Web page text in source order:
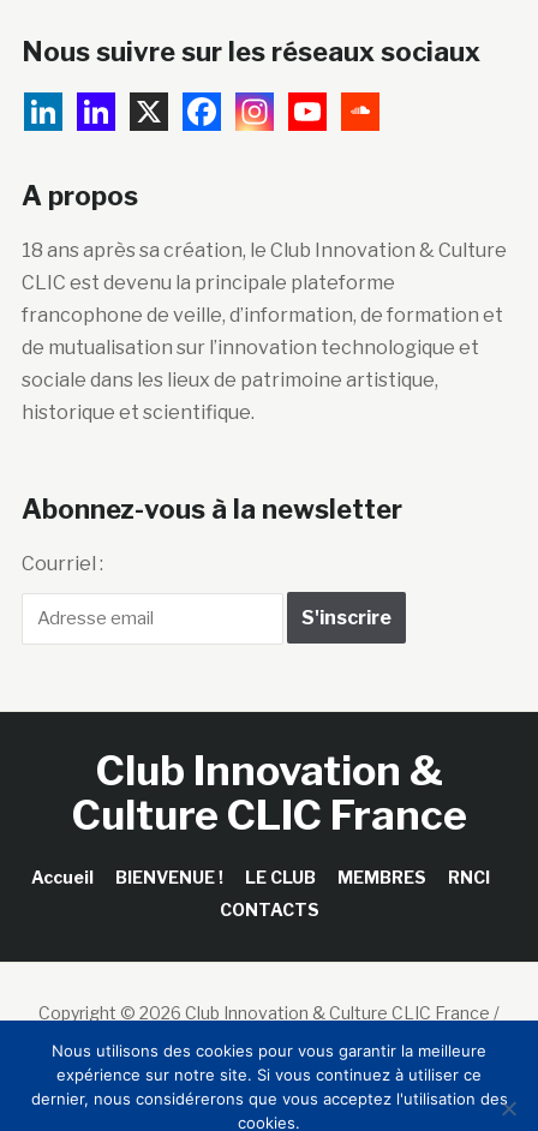
Nous suivre sur les réseaux sociaux
A propos
18 ans après sa création, le Club Innovation & Culture
CLIC est devenu la principale plateforme
francophone de veille, d’information, de formation et
de mutualisation sur l’innovation technologique et
sociale dans les lieux de patrimoine artistique,
historique et scientifique.
Abonnez-vous à la newsletter
Courriel :
Club Innovation &
Culture CLIC France
Accueil BIENVENUE ! LE CLUB MEMBRES
RNCI
CONTACTS
Copyright © 2026 Club Innovation & Culture CLIC France /
Sinapses Conseils
Nous utilisons des cookies pour vous garantir la meilleure
expérience sur notre site. Si vous continuez à utiliser ce
dernier, nous considérerons que vous acceptez l'utilisation des
cookies.